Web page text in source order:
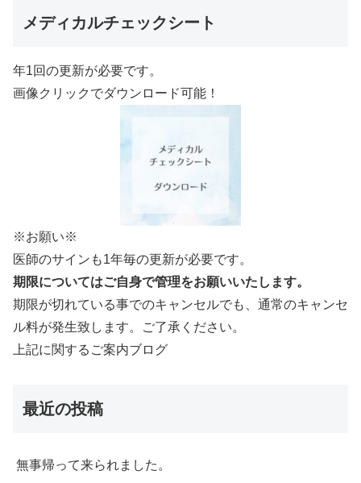
メディカルチェックシート
年1回の更新が必要です。
画像クリックでダウンロード可能！
※お願い※
医師のサインも1年毎の更新が必要です。
期限についてはご自身で管理をお願いいたします。
期限が切れている事でのキャンセルでも、通常のキャンセ
ル料が発生致します。ご了承ください。
上記に関するご案内ブログ
最近の投稿
無事帰って来られました。